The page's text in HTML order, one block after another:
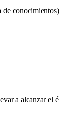
de
a alcanzar el